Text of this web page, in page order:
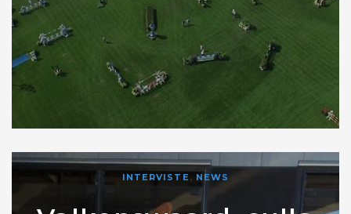
INTERVISTE, NEWS